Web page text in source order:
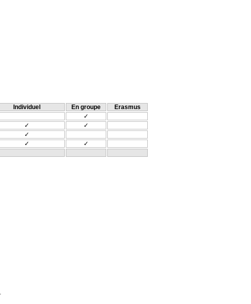
Individuel En groupe
Erasmus
✓
✓
✓
✓
✓
✓